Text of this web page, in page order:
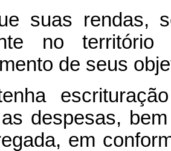
suas rendas,
no
de seus
despesas,
em